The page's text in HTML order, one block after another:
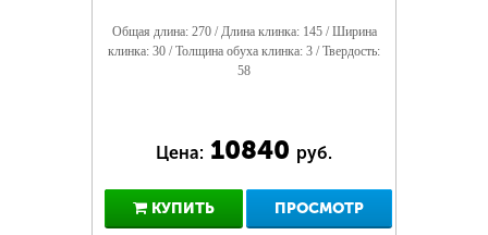
Общая длина: 270 / Длина клинка: 145 / Ширина
клинка: 30 / Толщина обуха клинка: 3 / Твердость:
58
Цена: 10840 руб.
КУПИТЬ ПРОСМОТР